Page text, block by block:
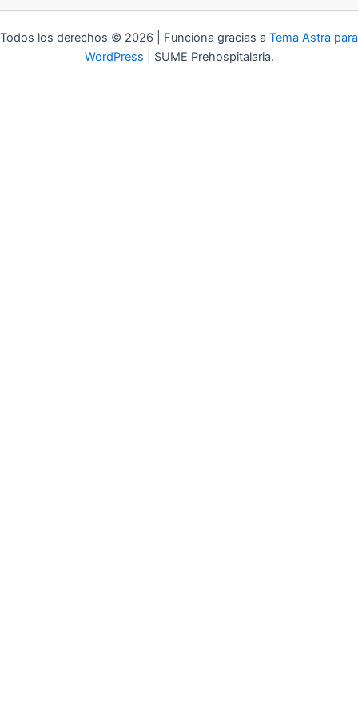
Todos los derechos © 2026 | Funciona gracias a Tema Astra para
WordPress | SUME Prehospitalaria.